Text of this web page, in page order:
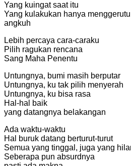
Yang kuingat saat itu
Yang kulakukan hanya menggerutu
angkuh
Lebih percaya cara-caraku
Pilih ragukan rencana
Sang Maha Penentu
Untungnya, bumi masih berputar
Untungnya, ku tak pilih menyerah
Untungnya, ku bisa rasa
Hal-hal baik
yang datangnya belakangan
Ada waktu-waktu
Hal buruk datang berturut-turut
Semua yang tinggal, juga yang
Seberapa pun absurdnya